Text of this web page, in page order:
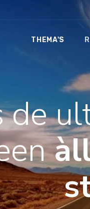
THEMA'S
de